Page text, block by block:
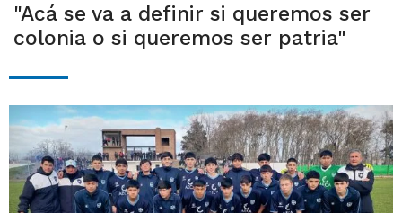
"Acá se va a definir si queremos ser
colonia o si queremos ser patria"